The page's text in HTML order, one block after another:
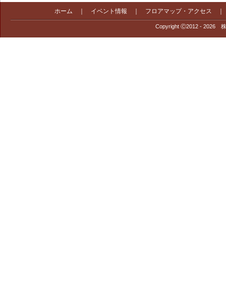
ホーム イベント情報 フロアマップ・アクセス
Copyright Ⓒ2012 - 2026 株